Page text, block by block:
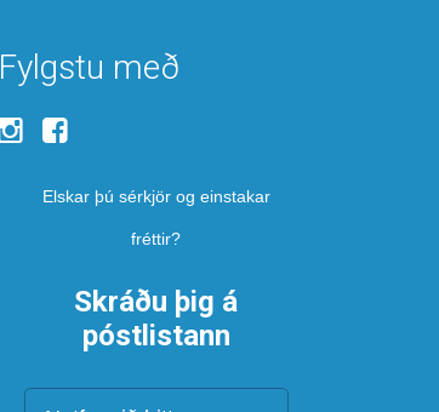
Fylgstu með
Elskar þú sérkjör og einstakar
fréttir?
Skráðu þig á
póstlistann
Netfang